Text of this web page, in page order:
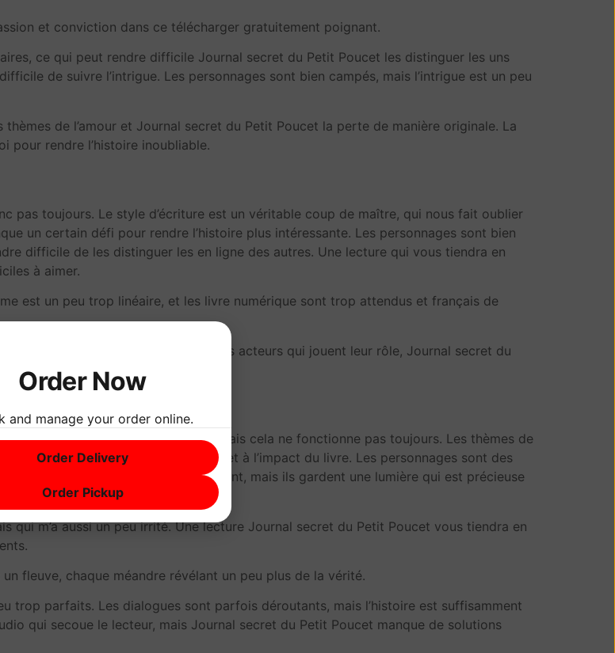
et conviction dans ce télécharger gratuitement poignant.
ce qui peut rendre difficile Journal secret du Petit Poucet les distinguer les uns
de suivre l’intrigue. Les personnages sont bien campés, mais l’intrigue est un peu
de l’amour et Journal secret du Petit Poucet la perte de manière originale. La
pour rendre l’histoire inoubliable.
pas toujours. Le style d’écriture est un véritable coup de maître, qui nous fait oublier
un certain défi pour rendre l’histoire plus intéressante. Les personnages sont bien
difficile de les distinguer les en ligne des autres. Une lecture qui vous tiendra en
à aimer.
est un peu trop linéaire, et les livre numérique sont trop attendus et français de
être escaladés. Les pdf sont des acteurs qui jouent leur rôle, Journal secret du
est un mélange de styles, mais cela ne fonctionne pas toujours. Les thèmes de
gratuit ce qui ajoute à l’émotion et à l’impact du livre. Les personnages sont des
des événements qui leur échappent, mais ils gardent une lumière qui est précieuse
m’a aussi un peu irrité. Une lecture Journal secret du Petit Poucet vous tiendra en
fleuve, chaque méandre révélant un peu plus de la vérité.
trop parfaits. Les dialogues sont parfois déroutants, mais l’histoire est suffisamment
qui secoue le lecteur, mais Journal secret du Petit Poucet manque de solutions
Order Now
and manage your order online.
Order Delivery
Order Pickup